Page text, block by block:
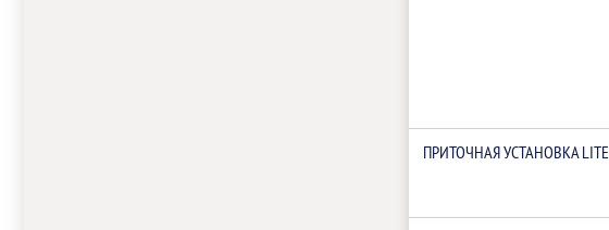
ПРИТОЧНАЯ УСТАНОВКА LITE